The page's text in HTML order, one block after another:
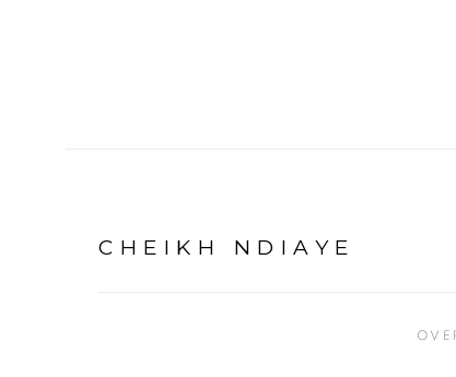
CHEIKH NDIAYE